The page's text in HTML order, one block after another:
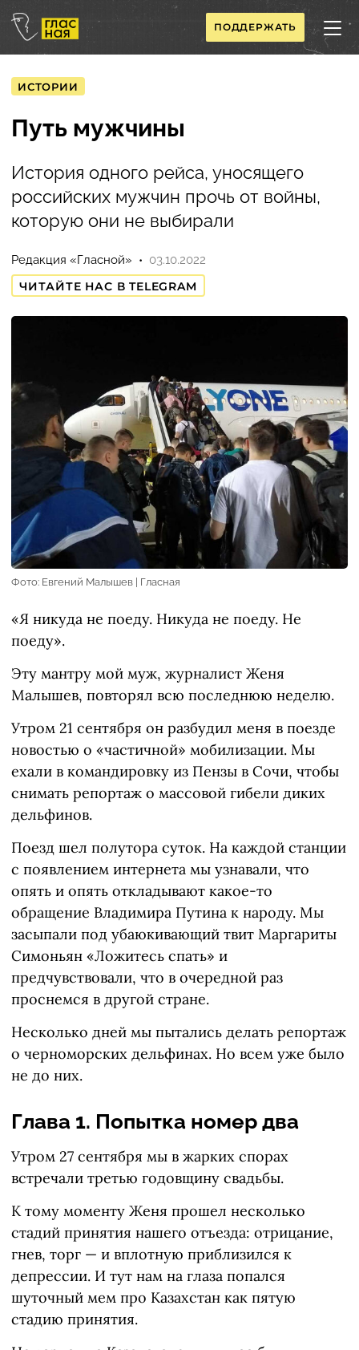
ПОДДЕРЖАТЬ
ИСТОРИИ
Путь мужчины
История одного рейса, уносящего
российских мужчин прочь от войны,
которую они не выбирали
Редакция «Гласной»
03.10.2022
ЧИТАЙТЕ НАС В TELEGRAM
Фото: Евгений Малышев | Гласная
«Я никуда не поеду. Никуда не поеду. Не
поеду».
Эту мантру мой муж, журналист Женя
Малышев, повторял всю последнюю неделю.
Утром 21 сентября он разбудил меня в поезде
новостью о «частичной» мобилизации. Мы
ехали в командировку из Пензы в Сочи, чтобы
снимать репортаж о массовой гибели диких
дельфинов.
Поезд шел полутора суток. На каждой станции
с появлением интернета мы узнавали, что
опять и опять откладывают какое-то
обращение Владимира Путина к народу. Мы
засыпали под убаюкивающий твит Маргариты
Симоньян «Ложитесь спать» и
предчувствовали, что в очередной раз
проснемся в другой стране.
Несколько дней мы пытались делать репортаж
о черноморских дельфинах. Но всем уже было
не до них.
Глава 1. Попытка номер два
Утром 27 сентября мы в жарких спорах
встречали третью годовщину свадьбы.
К тому моменту Женя прошел несколько
стадий принятия нашего отъезда: отрицание,
гнев, торг — и вплотную приблизился к
депрессии. И тут нам на глаза попался
шуточный мем про Казахстан как пятую
стадию принятия.